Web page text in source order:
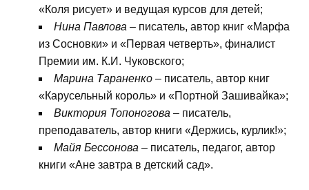
«Коля рисует» и ведущая курсов для детей;
Нина Павлова – писатель, автор книг «Марфа
из Сосновки» и «Первая четверть», финалист
Премии им. К.И. Чуковского;
Марина Тараненко – писатель, автор книг
«Карусельный король» и «Портной Зашивайка»;
Виктория Топоногова – писатель,
преподаватель, автор книги «Держись, курлик!»;
Майя Бессонова – писатель, педагог, автор
книги «Ане завтра в детский сад».